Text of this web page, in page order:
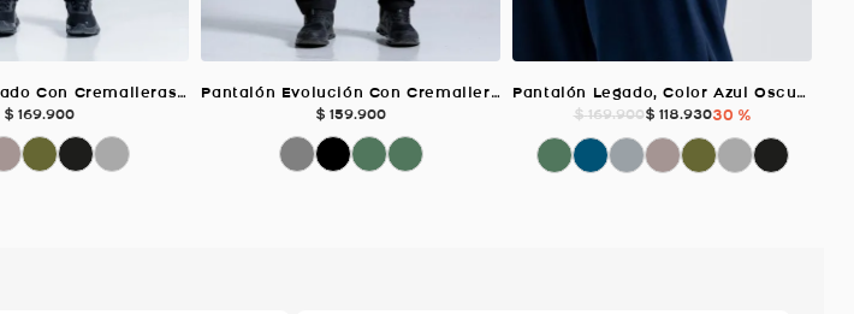
Pantalón Legado Con Cremalleras Deportiv, Color NEGRO/JASPE Para Hombre
$ 169.900
Pantalón Evolución Con Cremallera, Color Negro Para Hombre
$ 159.900
Pantalón Legado, Color Azul Oscuro Jaspe Para Hombre
$ 169.900$ 118.93030 %